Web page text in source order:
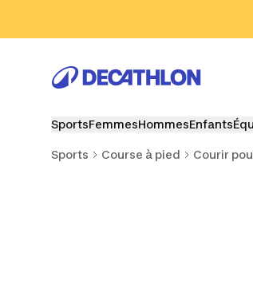
SportsFemmesHommesEnfants
Sports Course à pied Courir